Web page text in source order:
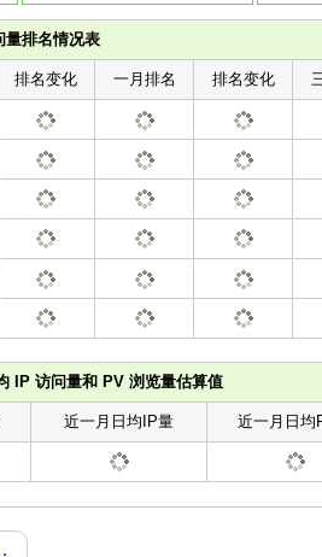
量排名情况表
排名变化 一月排名 排名变化
IP 访问量和 PV 浏览量估算值
近一月日均IP量 近一月日均
息